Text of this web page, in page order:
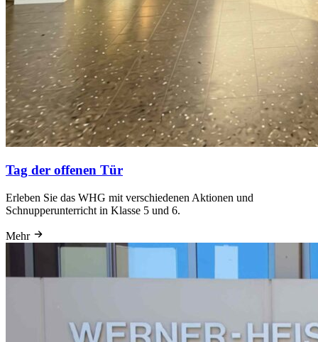
Tag der offenen Tür
Erleben Sie das WHG mit verschiedenen Aktionen und
Schnupperunterricht in Klasse 5 und 6.
Mehr